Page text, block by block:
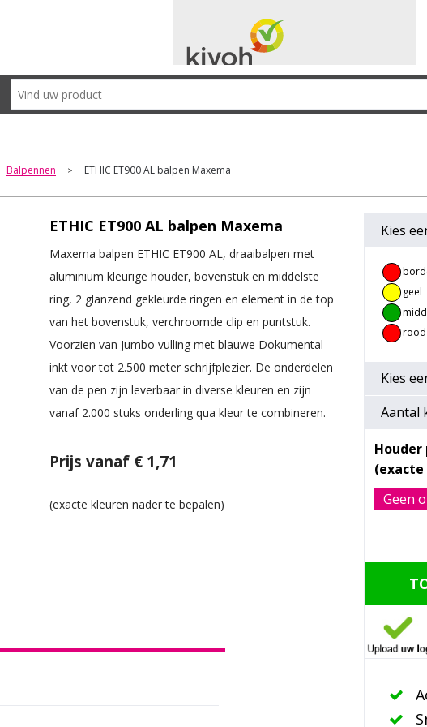
Balpennen > ETHIC ET900 AL balpen Maxema
ETHIC ET900 AL balpen Maxema
Maxema balpen ETHIC ET900 AL, draaibalpen met
aluminium kleurige houder, bovenstuk en middelste
ring, 2 glanzend gekleurde ringen en element in de top
van het bovenstuk, verchroomde clip en puntstuk.
Voorzien van Jumbo vulling met blauwe Dokumental
inkt voor tot 2.500 meter schrijfplezier. De onderdelen
van de pen zijn leverbaar in diverse kleuren en zijn
vanaf 2.000 stuks onderling qua kleur te combineren.
Prijs vanaf € 1,71
Kies
rood
geel
rood
Kies
Aantal
Houder
Geen